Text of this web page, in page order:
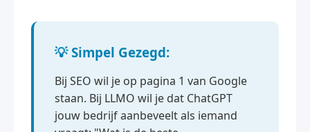
💡 Simpel Gezegd:
Bij SEO wil je op pagina 1 van Google
staan. Bij LLMO wil je dat ChatGPT
jouw bedrijf aanbeveelt als iemand